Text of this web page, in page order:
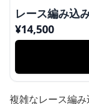
レース編み込
¥14,500
複雑なレース編